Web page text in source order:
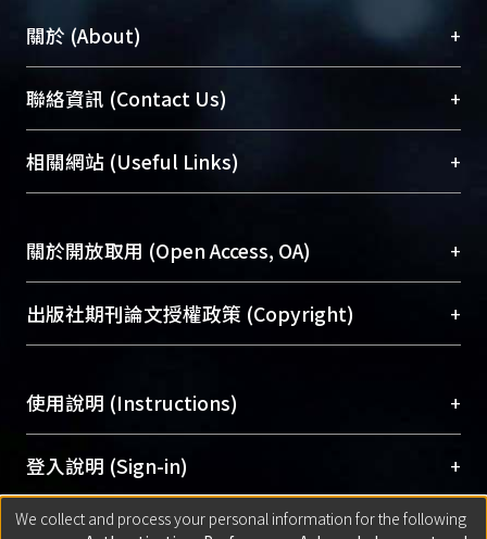
關於 (About) +
臺大位居世界頂尖大學之列，為永久珍藏及向國際
展現本校豐碩的研究成果及學術能量，圖書館整合
機構典藏（NTUR）與學術庫（AH）不同功能平
台，成為臺大學術典藏NTU scholars。期能整合研
成果。
To permanently archive and promote researcher
profiles and scholarly works, Library integrates the
services of “NTU Repository” with “Academic
聯絡資訊 (Contact Us) +
總館學科館員(Main Library)
醫學圖書館學科館員(Medical Library)
Sciences Library)
相關網站 (Useful Links) +
關於開放取用 (Open Access, OA) +
開放取用是從使用者角度提升資訊取用性的社會運
動，應用在學術研究上是透過將研究著作公開供使
用逐年攀升。同時可加速研究發展、提升研究影響
Archive）平台。 （點選深入了解OA）
出版社期刊論文授權政策 (Copyright) +
含部分內容的版權非匯入者所有，或由第三方贊
助與合作完成，請確認該版權所有者及第三方同
意提供此授權。
Please represent that the submission is your
original work, and that you have the right to
使用說明 (Instructions) +
網站簡介(Quickstart Guide)
使用手冊(Instruction Manual)
線上預約服務(Booking Service)
登入說明 (Sign-in) +
方案一：臺灣大學計算機中心帳號登入
匯入著作 (Submission) +
We collect and process your personal information for the following